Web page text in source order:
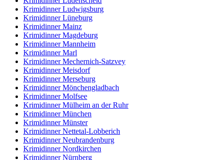
Krimidinner Ludwigsburg
Krimidinner Lüneburg
Krimidinner Mainz
Krimidinner Magdeburg
Krimidinner Mannheim
Krimidinner Marl
Krimidinner Mechernich-Satzvey
Krimidinner Meisdorf
Krimidinner Merseburg
Krimidinner Mönchengladbach
Krimidinner Molfsee
Krimidinner Mülheim an der Ruhr
Krimidinner München
Krimidinner Münster
Krimidinner Nettetal-Lobberich
Krimidinner Neubrandenburg
Krimidinner Nordkirchen
Krimidinner Nürnberg